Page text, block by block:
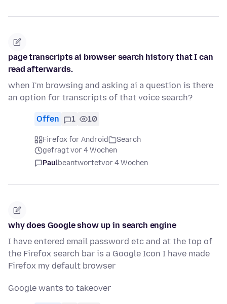
page transcripts ai browser search history that I can
read afterwards.
when I'm browsing and asking ai a question is there
an option for transcripts of that voice search?
Offen 1 10
Firefox for Android
Search
gefragt vor 4 Wochen
Paulbeantwortetvor 4 Wochen
why does Google show up in search engine
I have entered email password etc and at the top of
the Firefox search bar is a Google Icon I have made
Firefox my default browser
Google wants to takeover